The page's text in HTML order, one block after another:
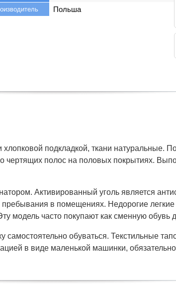
Польша
подкладкой, ткани натуральные.
чертящих полос на половых покрытиях.
Активированный уголь является
в помещениях. Недорогие
модель часто покупают как сменную обувь
обуваться. Текстильные
в виде маленькой машинки,